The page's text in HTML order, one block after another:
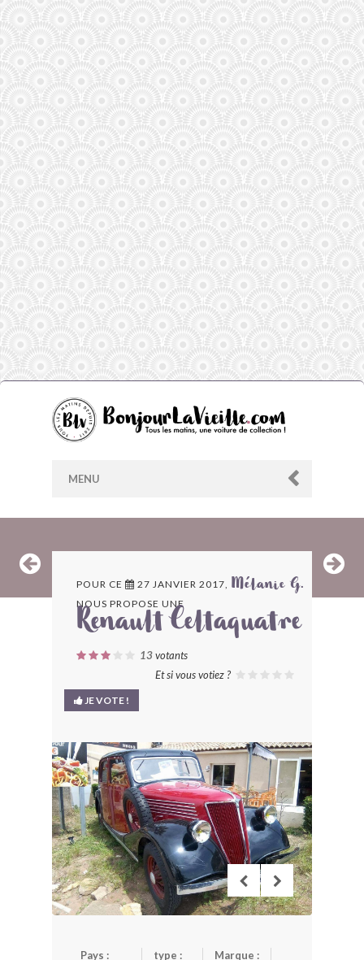
MENU
ARCHIVES
LES CONTRIBUTEURS
LE BLOG
BONJOURLAVIEILLE ?
MODÈLES ET MARQUES
COMMENT FONCTIONNE BLV ?
POUR CE 27 JANVIER 2017, Mélanie G.
NOUS PROPOSE UNE
Renault Celtaquatre
13votants
Et si vous votiez ?
JE VOTE !
Pays :
type :
Marque :